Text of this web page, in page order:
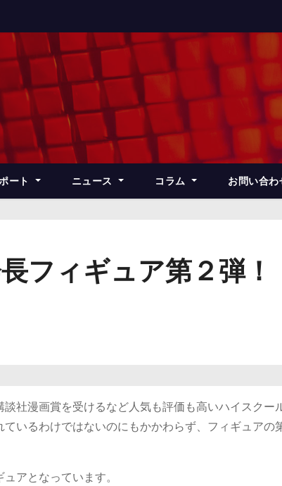
ート ニュース コラム お問い合わ
フィギュア第２弾！
社漫画賞を受けるなど人気も評価も高いハイスクー
いるわけではないのにもかかわらず、フィギュアの
アとなっています。